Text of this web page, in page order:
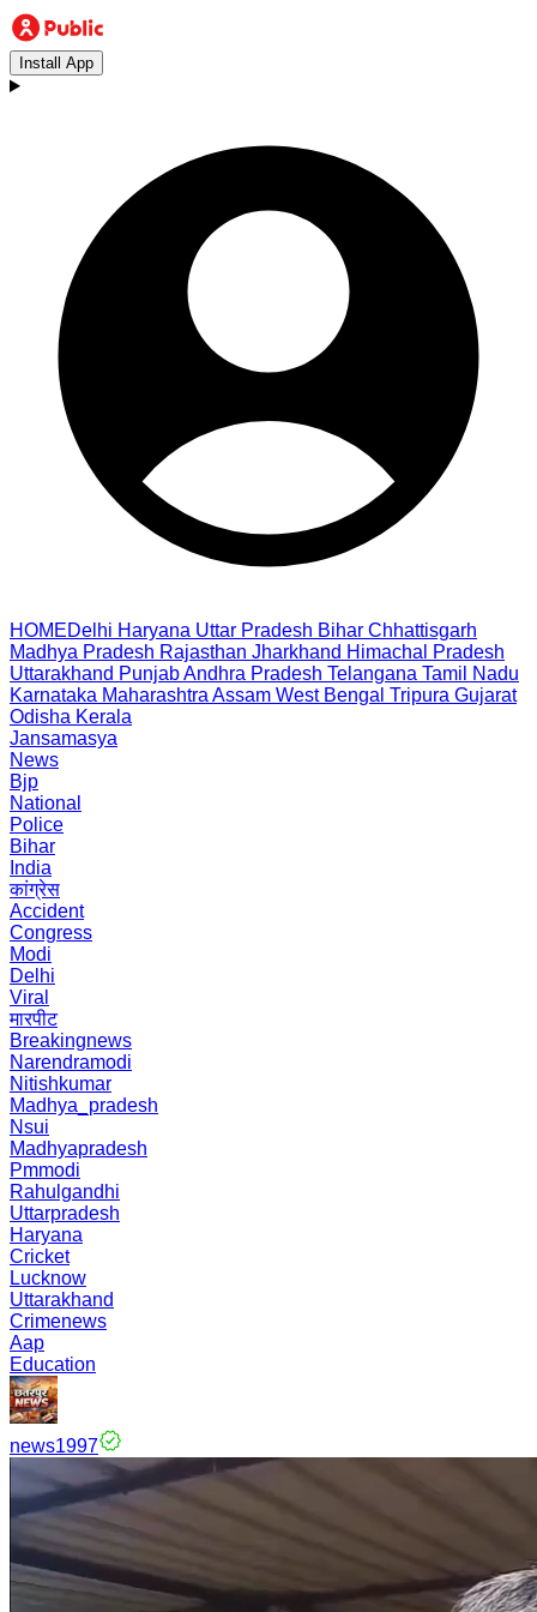
Install App
HOMEDelhi Haryana Uttar Pradesh Bihar Chhattisgarh
Madhya Pradesh Rajasthan Jharkhand Himachal Pradesh
Uttarakhand PunjabAndhra Pradesh Telangana Tamil Nadu
Karnataka Maharashtra Assam West Bengal Tripura Gujarat
Odisha Kerala
Jansamasya
News
Bjp
National
Police
Bihar
India
कांग्रेस
Accident
Congress
Modi
Delhi
Viral
मारपीट
Breakingnews
Narendramodi
Nitishkumar
Madhya_pradesh
Nsui
Madhyapradesh
Pmmodi
Rahulgandhi
Uttarpradesh
Haryana
Cricket
Lucknow
Uttarakhand
Crimenews
Aap
Education
news1997